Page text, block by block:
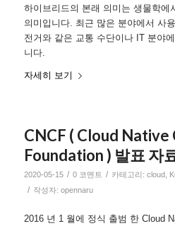
하이브리드의 본래 의미는 생물학에
의미입니다. 최근 많은 분야에서 사
전거와 같은 교통 수단이나 IT 분야
니다.
자세히 보기
CNCF ( Cloud Native
Foundation ) 발표 자
2020-05-15 / 0 코멘트 / 카테고리: cloud,
/ 작성자: opennaru
2016 년 1 월에 정식 출범 한 Cloud